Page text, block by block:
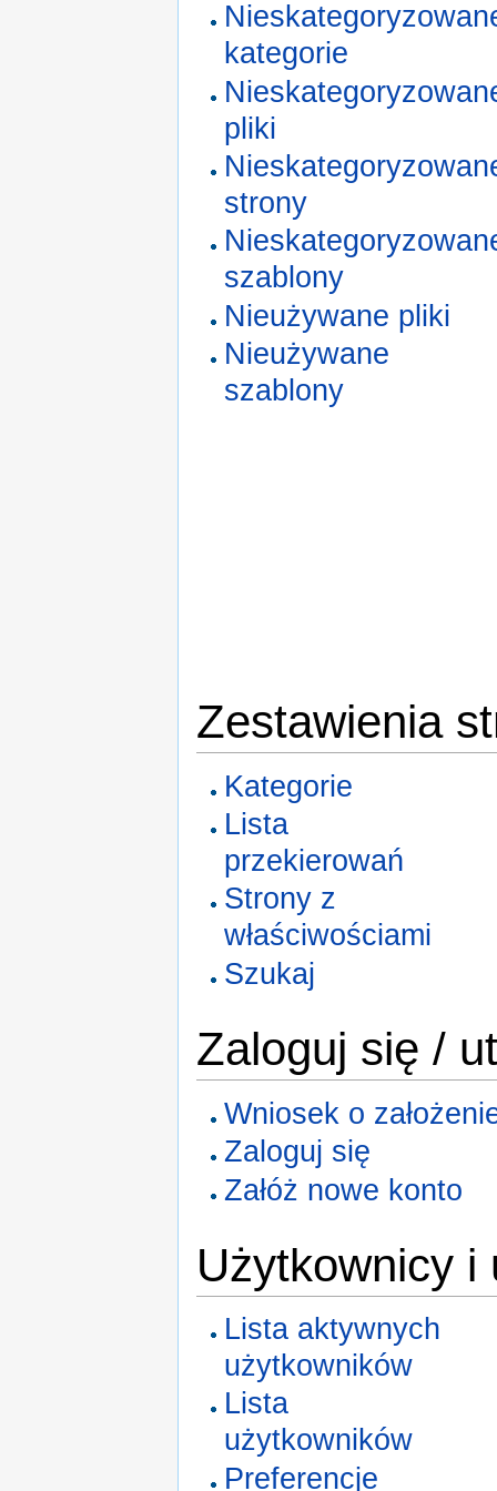
kategorie
pliki
strony
szablony
Nieużywane pliki
Nieużywane
szablony
Zestawienia
Kategorie
Lista
przekierowań
Strony z
właściwościami
Szukaj
Zaloguj się /
Wniosek o
Zaloguj się
Załóż nowe konto
Użytkownicy i
Lista aktywnych
użytkowników
Lista
użytkowników
Preferencje